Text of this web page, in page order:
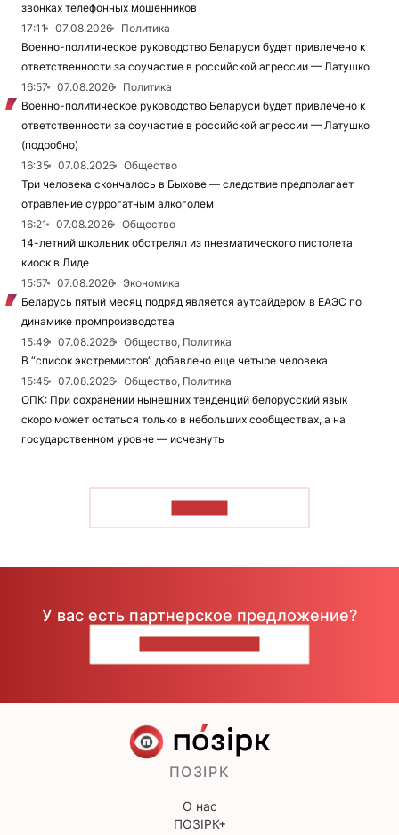
звонках телефонных мошенников
17:11
07.08.2026
Политика
Военно-политическое руководство Беларуси будет привлечено к
ответственности за соучастие в российской агрессии — Латушко
16:57
07.08.2026
Политика
Военно-политическое руководство Беларуси будет привлечено к
ответственности за соучастие в российской агрессии — Латушко
(подробно)
16:35
07.08.2026
Общество
Три человека скончалось в Быхове — следствие предполагает
отравление суррогатным алкоголем
16:21
07.08.2026
Общество
14-летний школьник обстрелял из пневматического пистолета
киоск в Лиде
15:57
07.08.2026
Экономика
Беларусь пятый месяц подряд является аутсайдером в ЕАЭС по
динамике промпроизводства
15:49
07.08.2026
Общество, Политика
В “список экстремистов“ добавлено еще четыре человека
15:45
07.08.2026
Общество, Политика
ОПК: При сохранении нынешних тенденций белорусский язык
скоро может остаться только в небольших сообществах, а на
государственном уровне — исчезнуть
У вас есть партнерское предложение?
ПОЗІРК
О нас
ПОЗІРК+